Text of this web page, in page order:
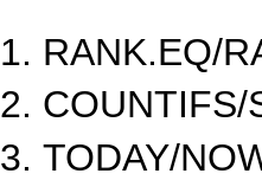
RANK.EQ/
COUNTIFS/
TODAY/